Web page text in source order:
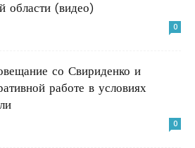
области (видео)
0
со Свириденко и
работе в условиях
0